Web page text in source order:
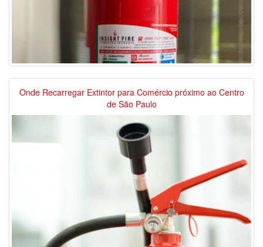
Onde Recarregar Extintor para Comércio próximo ao Centro
de São Paulo